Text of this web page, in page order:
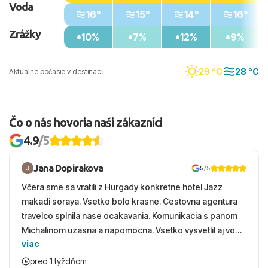
Aktuálne počasie v destinacii 29 °C 28 °C
Voda
Zrážky
16°
10%
15°
7%
14°
12%
16°
9%
Čo o nás hovoria naši zákazníci
4.9/5
Jana Dopirakova 5/5
Včera sme sa vratili z Hurgady konkretne hotel Jazz
makadi soraya. Vsetko bolo krasne. Cestovna agentura
travelco splnila nase ocakavania. Komunikacia s panom
Michalinom uzasna a napomocna. Vsetko vysvetlil aj vo
vecernych hodinach zaco sa ospravedlnujem. Hotel
krasny, cisty. Sluzby top. Strava, prostredie, more,
viac
pred 1 týždňom